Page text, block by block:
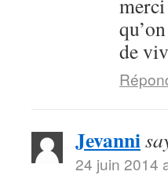
de
Jevanni
24 juin 2014